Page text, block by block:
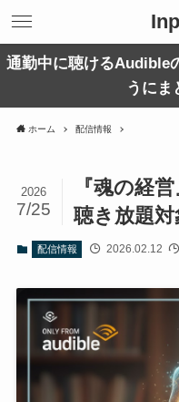
通勤中に聴けるAudible
うにま
ホーム 配信情報
『魂の経
聴き放題対
2026
7/25
配信情報 2026.02.12